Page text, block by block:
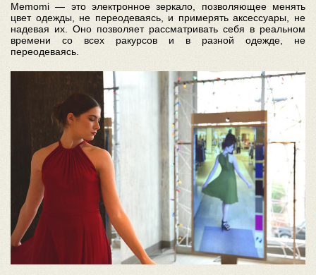
Memomi — это электронное зеркало, позволяющее менять
цвет одежды, не переодеваясь, и примерять аксессуары, не
надевая их. Оно позволяет рассматривать себя в реальном
времени со всех ракурсов и в разной одежде, не
переодеваясь.